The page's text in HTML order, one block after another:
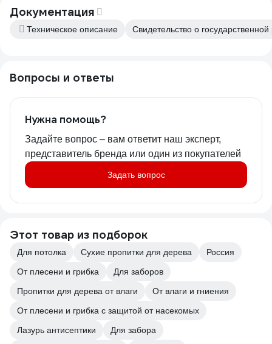
Документация
Техническое описание Свидетельство о
Вопросы и ответы
Нужна помощь?
Задайте вопрос – вам ответит наш эксперт,
представитель бренда или один из покупателей
Задать вопрос
Этот товар из подборок
Для потолка Сухие пропитки для дерева
Россия
От плесени и грибка
Для заборов
Пропитки для дерева от влаги
От влаги и гниения
От плесени и грибка с защитой от насекомых
Лазурь антисептики
Для забора